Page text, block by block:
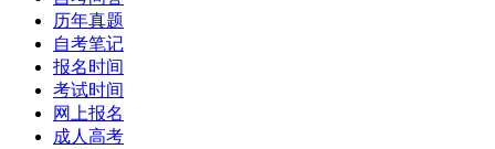
历年真题
自考笔记
报名时间
考试时间
网上报名
成人高考